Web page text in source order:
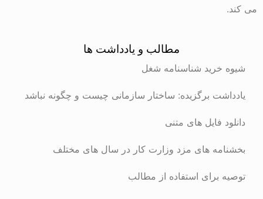
می کند.
مطالب و یادداشت ها
شیوه خرید شناسنامه شغل
یادداشت برگزیده: ساختار سازمانی چیست و چگونه نباشد
دانلود فایل های متنی
بخشنامه های مزد وزارت کار در سال های مختلف
توصیه برای استفاده از مطالب